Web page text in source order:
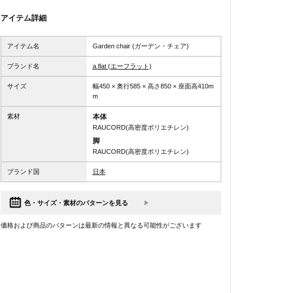
アイテム詳細
アイテム名 Garden chair (ガーデン・チェア)
ブランド名 a.flat (エーフラット)
サイズ
幅450 × 奥行585 × 高さ850 × 座面高410m
m
素材 本体
RAUCORD(高密度ポリエチレン)
脚
RAUCORD(高密度ポリエチレン)
ブランド国 日本
色・サイズ・素材のパターンを見る
価格および商品のパターンは最新の情報と異なる可能性がございます